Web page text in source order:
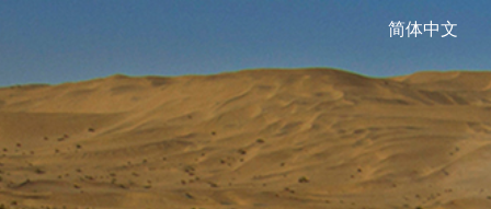
简体中文